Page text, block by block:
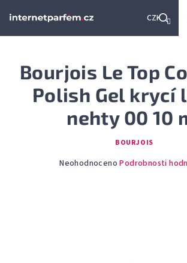
CZK
Hledat
Bourjois Le Top
Polish Gel krycí
nehty 00 10
BOURJOIS
Průměrné
Neohodnoceno Podrobnosti